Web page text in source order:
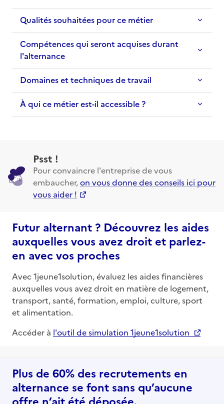
Qualités souhaitées pour ce métier
Compétences qui seront acquises durant
l'alternance
Domaines et techniques de travail
À qui ce métier est-il accessible ?
Psst !
Pour convaincre l'entreprise de vous
embaucher,on vous donne des conseils ici pour
vous aider !
Futur alternant ? Découvrez les aides
auxquelles vous avez droit et parlez-
en avec vos proches
Avec 1jeune1solution, évaluez les aides financières
auxquelles vous avez droit en matière de logement,
transport, santé, formation, emploi, culture, sport
et alimentation.
Accéder à l'outil de simulation 1jeune1solution
Plus de 60% des recrutements en
alternance se font sans qu’aucune
offre n’ait été déposée.